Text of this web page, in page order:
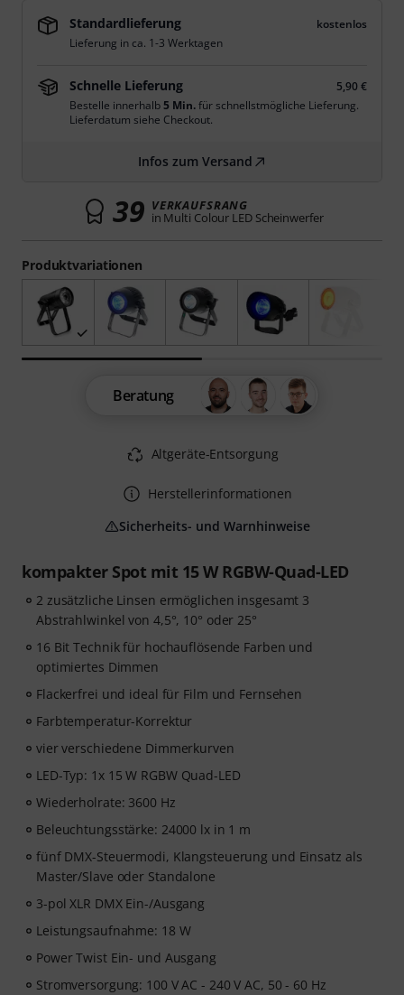
kompakter Spot mit 15 W RGBW-Quad-LED
2 zusätzliche Linsen ermöglichen insgesamt 3
Abstrahlwinkel von 4,5°, 10° oder 25°
16 Bit Technik für hochauflösende Farben und
optimiertes Dimmen
Flackerfrei und ideal für Film und Fernsehen
Farbtemperatur-Korrektur
vier verschiedene Dimmerkurven
LED-Typ: 1x 15 W RGBW Quad-LED
Wiederholrate: 3600 Hz
Beleuchtungsstärke: 24000 lx in 1 m
fünf DMX-Steuermodi, Klangsteuerung und Einsatz als
Master/Slave oder Standalone
3-pol XLR DMX Ein-/Ausgang
Leistungsaufnahme: 18 W
Power Twist Ein- und Ausgang
Stromversorgung: 100 V AC - 240 V AC, 50 - 60 Hz
Produktvariationen
Standardlieferung
kostenlos
Lieferung in ca. 1-3 Werktagen
Schnelle Lieferung
5,90 €
Bestelle innerhalb5 Min.für schnellstmögliche Lieferung.
Lieferdatum siehe Checkout.
Infos zum Versand
39 VERKAUFSRANG
in Multi Colour LED Scheinwerfer
Beratung
Altgeräte-Entsorgung
Herstellerinformationen
Sicherheits- und Warnhinweise